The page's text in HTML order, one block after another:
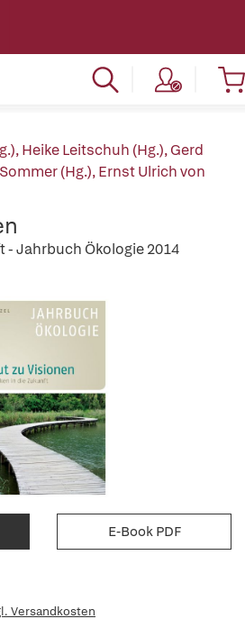
,Heike Leitschuh (Hg.),Gerd
(Hg.),Ernst Ulrich von
- Jahrbuch Ökologie 2014
E-Book PDF
Versandkosten